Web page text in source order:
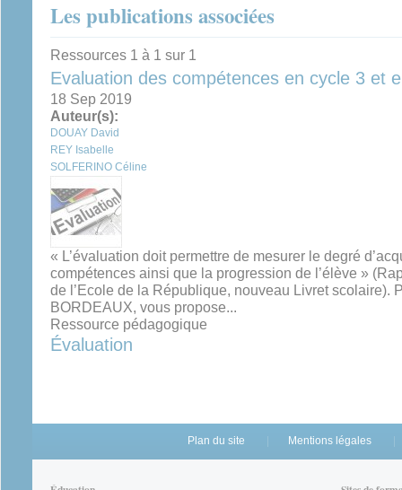
Les publications associées
Ressources 1 à 1 sur 1
Evaluation des compétences en cycle 3 et
18 Sep 2019
Auteur(s):
DOUAY David
REY Isabelle
SOLFERINO Céline
« L’évaluation doit permettre de mesurer le degré
compétences ainsi que la progression de l’élève »
de l’Ecole de la République, nouveau Livret scolaire).
BORDEAUX, vous propose...
Ressource pédagogique
Évaluation
Plan du site Mentions légales